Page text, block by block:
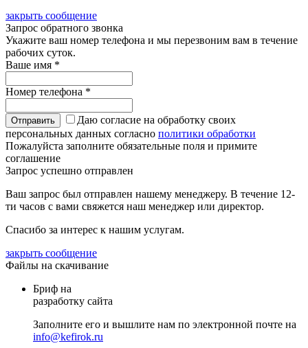
закрыть сообщение
Запрос обратного звонка
Укажите ваш номер телефона и мы перезвоним вам в течение
рабочих суток.
Ваше имя *
Номер телефона *
Даю согласие на обработку своих
персональных данных согласно политики обработки
Пожалуйста заполните обязательные поля и примите
соглашение
Запрос успешно отправлен
Ваш запрос был отправлен нашему менеджеру. В течение 12-
ти часов с вами свяжется наш менеджер или директор.
Спасибо за интерес к нашим услугам.
закрыть сообщение
Файлы на скачивание
Бриф на
разработку сайта
Заполните его и вышлите нам по электронной почте на
info@kefirok.ru